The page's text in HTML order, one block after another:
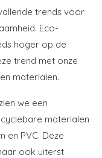
trends voor
Eco-
hoger op de
trend met onze
materialen.
we een
materialen
en PVC. Deze
ook uiterst